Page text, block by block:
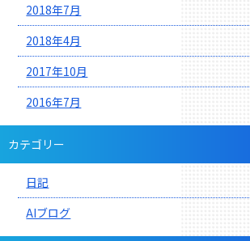
2018年7月
2018年4月
2017年10月
2016年7月
カテゴリー
日記
AIブログ